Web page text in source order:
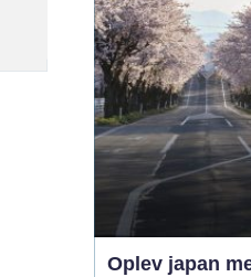
skal være både
komfortabel og
miljøven...
Oplev japan